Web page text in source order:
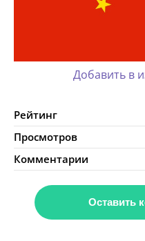
Добавить в
Рейтинг
Просмотров
Комментарии
Оставить